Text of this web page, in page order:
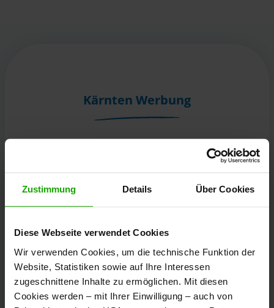
Zustimmung Details Über Cookies
Diese Webseite verwendet Cookies
Wir verwenden Cookies, um die technische Funktion der
Website, Statistiken sowie auf Ihre Interessen
zugeschnittene Inhalte zu ermöglichen. Mit diesen
Cookies werden – mit Ihrer Einwilligung – auch von
Kärnten Werbung
Österreich
+43/463/3000
info@kaernten.at
Bleibe informiert!